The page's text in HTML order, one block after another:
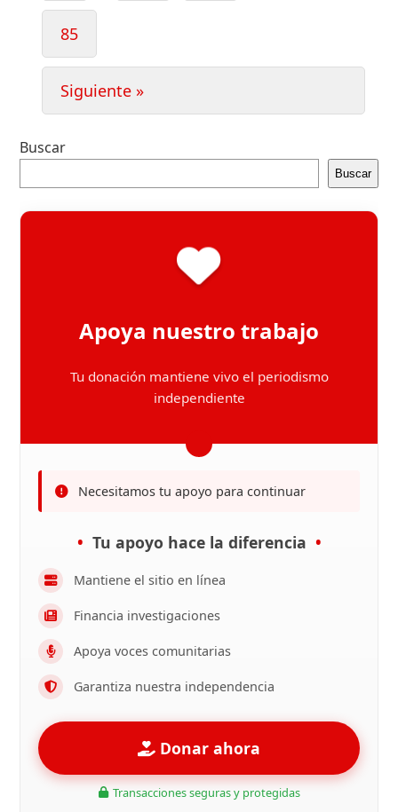
Page
85
Siguiente »
Buscar
Buscar
Apoya nuestro trabajo
Tu donación mantiene vivo el periodismo
independiente
Necesitamos tu apoyo para continuar
Tu apoyo hace la diferencia
Mantiene el sitio en línea
Financia investigaciones
Apoya voces comunitarias
Garantiza nuestra independencia
Donar ahora
Transacciones seguras y protegidas